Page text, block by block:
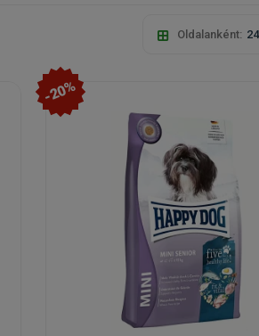
Oldalanként: 24
-20%